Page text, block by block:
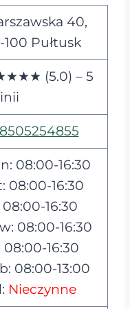
40,
100 Pułtusk
(5.0) – 5
08:00-16:30
08:00-16:30
08:00-16:30
08:00-16:30
08:00-16:30
08:00-13:00
Nieczynne